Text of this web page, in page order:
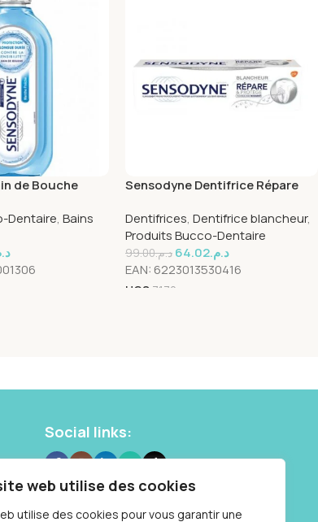
web utilise des cookies
utilise des cookies pour vous garantir une
de Bouche
Dentaire, Bains
Sensodyne Dentifrice Répare
Dentifrices, Dentifrice blancheur,
Produits Bucco-Dentaire
د.م.99.00 د.م.64.02
EAN: 6223013530416
UGS 7172
à
Social links: